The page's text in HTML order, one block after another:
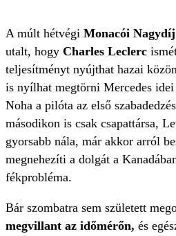
A múlt hétvégi Monacói Nagydíj
utalt, hogy Charles Leclerc
teljesítményt nyújthat hazai
is nyílhat megtörni Mercedes
Noha a pilóta az első
másodikon is csak csapattársa,
gyorsabb nála, már akkor arról
megnehezíti a dolgát a
fékprobléma.
Bár szombatra sem született
megvillant az időmérőn, és